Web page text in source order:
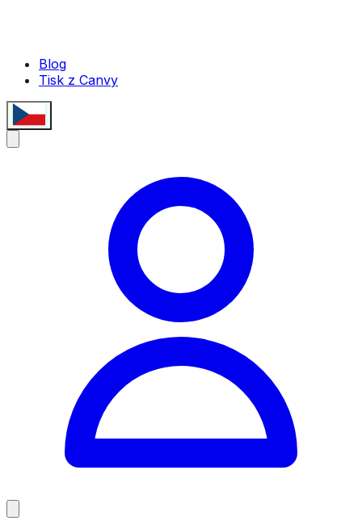
Blog
Tisk z Canvy